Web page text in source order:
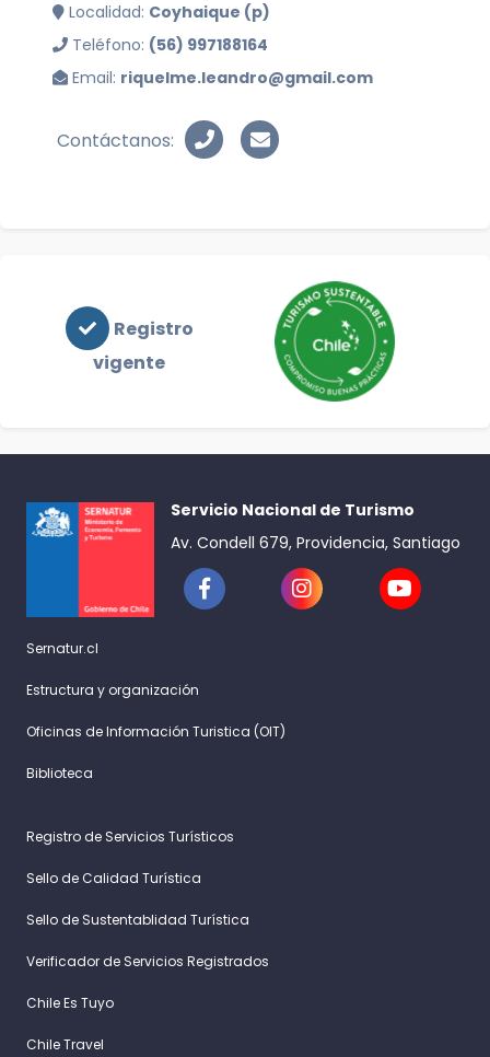
Localidad: Coyhaique (p)
Teléfono: (56) 997188164
Email: riquelme.leandro@gmail.com
Contáctanos:
Registro
vigente
Servicio Nacional de Turismo
Av. Condell 679, Providencia, Santiago
Sernatur.cl
Estructura y organización
Oficinas de Información Turistica (OIT)
Biblioteca
Registro de Servicios Turísticos
Sello de Calidad Turística
Sello de Sustentablidad Turística
Verificador de Servicios Registrados
Chile Es Tuyo
Chile Travel